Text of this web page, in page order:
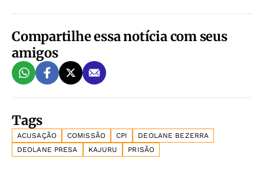
Compartilhe essa notícia com seus
amigos
Tags
ACUSAÇÃO COMISSÃO CPI
DEOLANE BEZERRA
DEOLANE PRESA
KAJURU PRISÃO